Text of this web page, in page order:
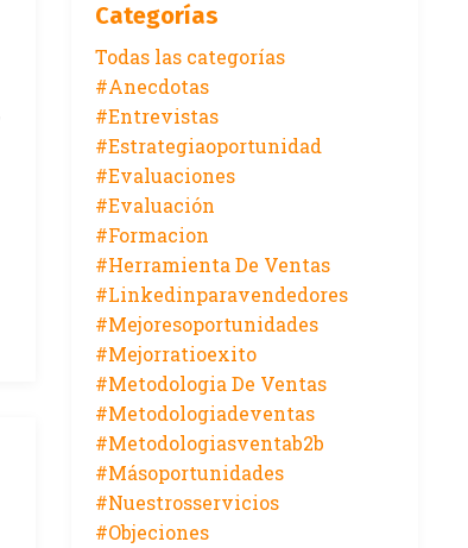
Categorías
Todas las categorías
#anecdotas
#entrevistas
#estrategiaoportunidad
#evaluaciones
#evaluación
#formacion
#herramienta De Ventas
#linkedinparavendedores
#mejoresoportunidades
#mejorratioexito
#metodologia De Ventas
#metodologiadeventas
#metodologiasventab2b
#másoportunidades
#nuestrosservicios
#objeciones